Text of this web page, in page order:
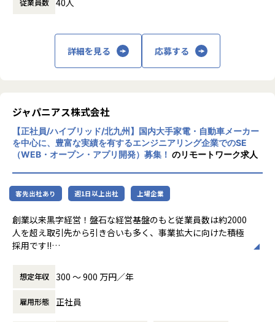
あなたのキャリアの希望に沿って案件を決定します。
「要件定義などの上流工程に挑戦したい」
「AWS、Azureなどのクラウド案件に携わりたい」など…
■フォロー体制・働き方
・アサイン前に、やりたいこと・やりたくないことを面談で
確認
・配属後は月1回の面談に加え、チャットでの相談が可能
・一人での参画の場合も、社内のメンターがフォロー
・平均残業時間：月10.5時間（全社平均）
■社員の声
＜入社1年目 エンジニア＞
した。
自分のペースでステップアップができたところが大きな魅力
運用保守 → 構築 → 設計 → クラウド
件を決定します。
「構築に行きたい」「クラウドに挑戦したい」などの希望を
前提にアサインを行います。
＜主な開発案件事例＞
使用スキル：DjangoFW・Python
担当工程：調査・要件定義・基本設計・詳細設計・構築・製
造・テスト・リリース
担当者：30代後半・男性・入社4年目
-- 大手生命保険会社 資産運用システム --
使用スキル：Java
担当工程：基本設計・詳細設計・製造・テスト・リリース
担当者：30代前半・女性・入社2年目
使用スキル：VBA・Windows
担当者：20代後半・男性・入社1年目
長を通じてビジネス変革を実現することを目
主な事業は、プロジェクトマネジメント、ソ
フトウェア開発、インフラソリューション開
発です。官公庁向けのMicrosoft 365移行（1
大規模案件の実績があります。近年は生成AI
関連プロジェクトにも注力しています。
リモートワーク率90％、有給取得率80％以
上、育休取得率100％と、働きやすい環境づ
くりにも力を入れています。住宅手当や資格
取得支援、技術書購入補助など福利厚生も充
実しています。
中長期的には「中小企業のAI開発で第一に想
起される共創カンパニー」を目指し、技術力
です。
従業員数
詳細を見る 応募する
ジャパニアス株式会社
【正社員/ハイブリッド/北九州】国内大手家電・自動車メーカー
を中心に、豊富な実績を有するエンジニアリング企業でのSE
（WEB・オープン・アプリ開発）募集！ のリモートワーク求人
客先出社あり 週1日以上出社 上場企業
創業以来黒字経営！盤石な経営基盤のもと従業員数は約2000
人を超え取引先から引き合いも多く、事業拡大に向けた積極
採用です!!
ご志向／ご希望に応じて、プロジェクトを決定しますので、
是非面接でお話しください！
◆取引業界
想定年収 300 〜 900 万円／年
雇用形態 正社員